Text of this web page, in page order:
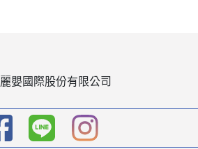
麗嬰國際股份有限公司